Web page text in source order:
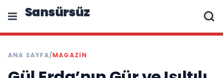
Sansürsüz
ANA SAYFA/MAGAZIN